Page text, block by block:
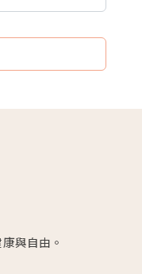
與自由。